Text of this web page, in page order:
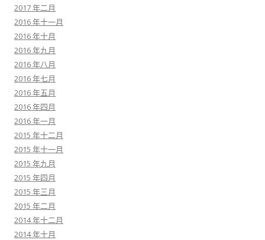
2017 年二月
2016 年十一月
2016 年十月
2016 年九月
2016 年八月
2016 年七月
2016 年五月
2016 年四月
2016 年一月
2015 年十二月
2015 年十一月
2015 年九月
2015 年四月
2015 年三月
2015 年二月
2014 年十二月
2014 年十月